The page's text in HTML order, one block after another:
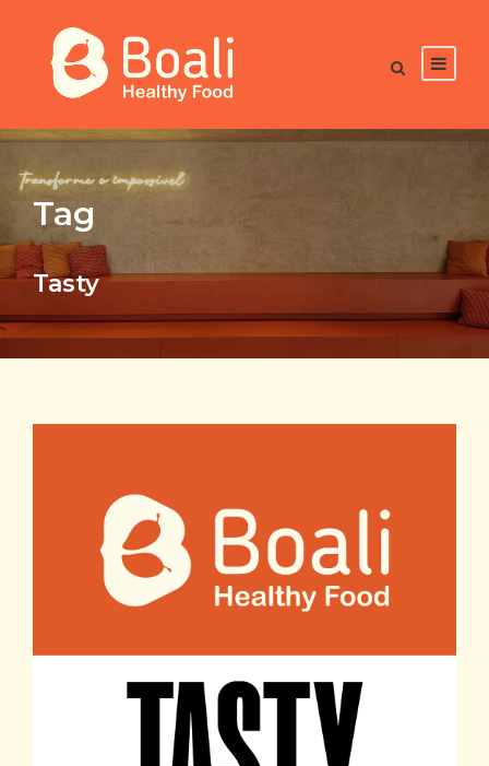
Tag
Tasty